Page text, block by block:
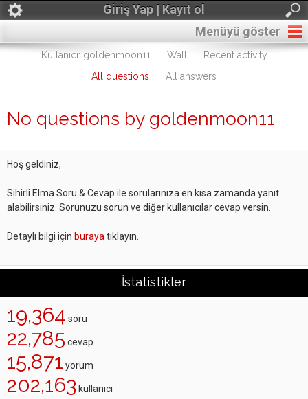
Giriş Yap | Kayıt ol
Menüyü göster
Kullanıcı: goldenmoon11 Wall
Recent activity
All questions
All answers
No questions by goldenmoon11
Hoş geldiniz,
Sihirli Elma Soru & Cevap ile sorularınıza en kısa zamanda yanıt
alabilirsiniz. Sorunuzu sorun ve diğer kullanıcılar cevap versin.
Detaylı bilgi için buraya tıklayın.
İstatistikler
19,364 soru
22,785 cevap
15,871 yorum
202,163 kullanıcı